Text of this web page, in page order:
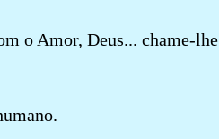
o Amor, Deus... chame-lhe